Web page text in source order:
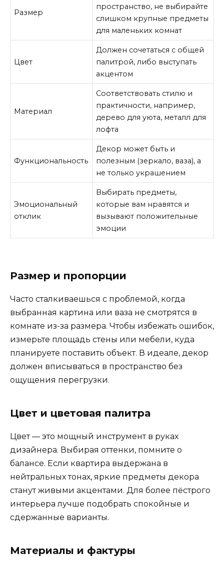
Размер
пространство, не выбирайте
слишком крупные предметы
для маленьких комнат
Цвет
Должен сочетаться с общей
палитрой, либо выступать
акцентом
Материал
Соответствовать стилю и
практичности, например,
дерево для уюта, металл для
лофта
Функциональность
Декор может быть и
полезным (зеркало, ваза), а
не только украшением
Эмоциональный
отклик
Выбирать предметы,
которые вам нравятся и
вызывают положительные
эмоции
Размер и пропорции
Часто сталкиваешься с проблемой, когда
выбранная картина или ваза не смотрятся в
комнате из-за размера. Чтобы избежать ошибок,
измерьте площадь стены или мебели, куда
планируете поставить объект. В идеале, декор
должен вписываться в пространство без
ощущения перегрузки.
Цвет и цветовая палитра
Цвет — это мощный инструмент в руках
дизайнера. Выбирая оттенки, помните о
балансе. Если квартира выдержана в
нейтральных тонах, яркие предметы декора
станут живыми акцентами. Для более пёстрого
интерьера лучше подобрать спокойные и
сдержанные варианты.
Материалы и фактуры